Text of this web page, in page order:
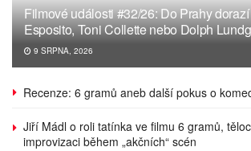
Filmové události #32/26: Do Prahy
Esposito, Toni Collette nebo Dolph
9 SRPNA, 2026
Recenze: 6 gramů aneb další pokus o
Jiří Mádl o roli tatínka ve filmu 6 gramů,
improvizaci během „akčních“ scén